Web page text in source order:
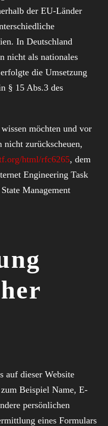
der EU-Länder
In Deutschland
nicht als nationales
die Umsetzung
§ 15 Abs.3 des
möchten und vor
nicht zurückscheuen,
html/rfc6265, dem
Engineering Task
Management
auf dieser Website
Beispiel Name, E-
persönlichen
eines Formulars